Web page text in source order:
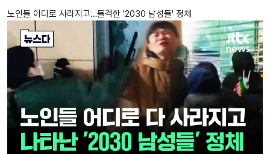
노인들 어디로 사라지고…돌격한 '2030 남성들' 정체